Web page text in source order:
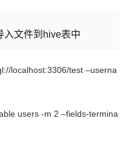
入文件到 hive表中
localhost:3306/test –userna
users -m 2 –fields-termina